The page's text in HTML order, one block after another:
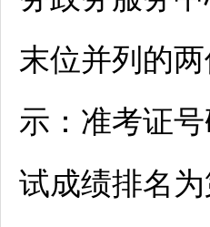
末位并列的
示：准考证
试成绩排名